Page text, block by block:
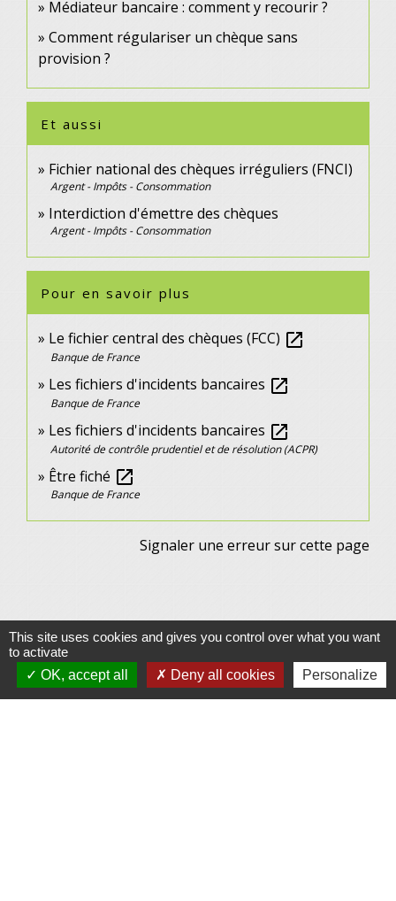
Médiateur bancaire : comment y recourir ?
Comment régulariser un chèque sans
provision ?
Et aussi
Fichier national des chèques irréguliers (FNCI)
Argent - Impôts - Consommation
Interdiction d'émettre des chèques
Argent - Impôts - Consommation
Pour en savoir plus
Le fichier central des chèques (FCC) open_in_new
Banque de France
Les fichiers d'incidents bancaires open_in_new
Banque de France
Les fichiers d'incidents bancaires open_in_new
Autorité de contrôle prudentiel et de résolution (ACPR)
Être fiché open_in_new
Banque de France
Signaler une erreur sur cette page
Contacts
Commune de Gennes
This site uses cookies and gives you control over what you want
to activate
OK, accept all
Deny all cookies Personalize